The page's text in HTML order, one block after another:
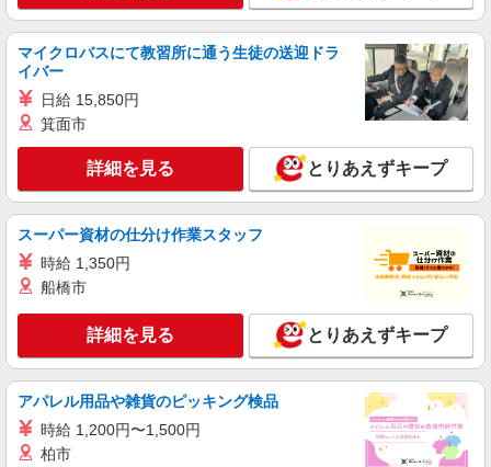
マイクロバスにて教習所に通う生徒の送迎ドラ
イバー
日給 15,850円
箕面市
詳細を見る とりあえずキープ
スーパー資材の仕分け作業スタッフ
時給 1,350円
船橋市
詳細を見る とりあえずキープ
アパレル用品や雑貨のピッキング検品
時給 1,200円〜1,500円
柏市